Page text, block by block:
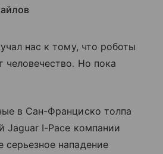
нас к тому, что роботы
Но пока
в Сан-Франциско толпа
Jaguar I-Pace компании
нападение